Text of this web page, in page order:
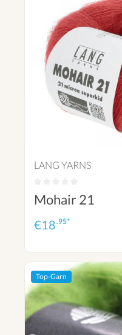
LANG YARNS
Mohair 21
€18.95*
Top-Garn